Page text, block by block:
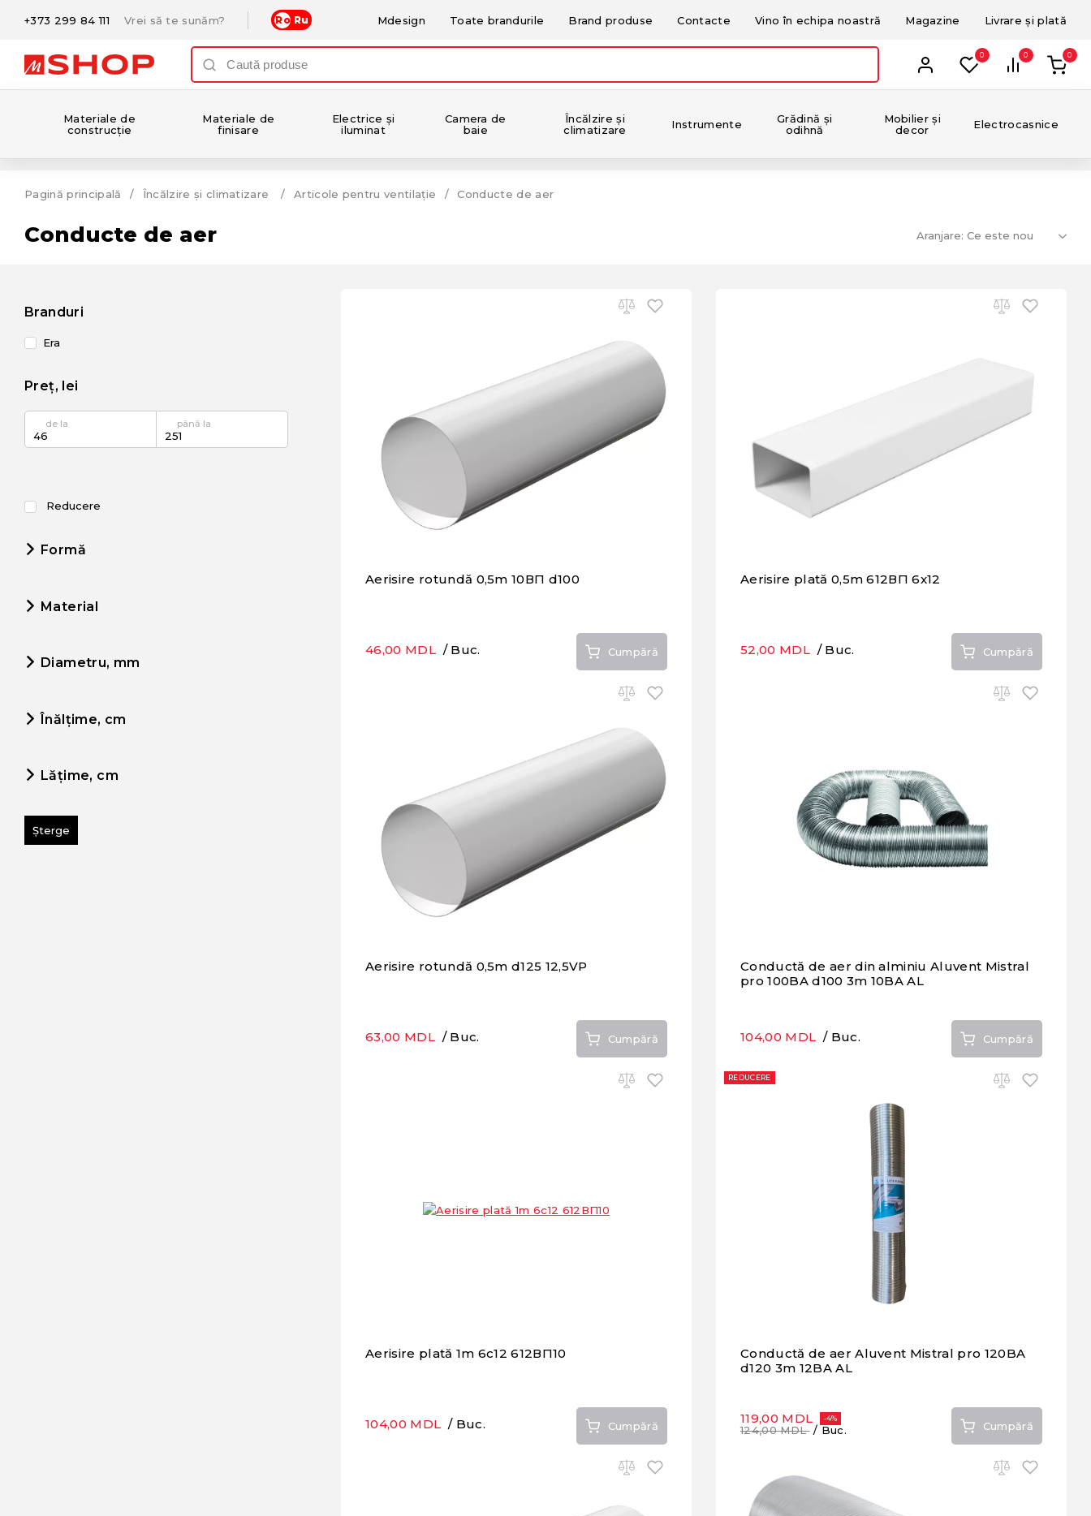
+373 299 84 111 Vrei să te sunăm? Ro Ru Mdesign Toate brandurile Brand produse Contacte Vino în echipa noastră Magazine Livrare și plată
0 0 0
Materiale de
construcție
Materiale de
finisare
Electrice și
iluminat
Camera de
baie
Încălzire și
climatizare
Instrumente
Grădină și
odihnă
Mobilier și
decor
Electrocasnice
Pagină principală Încălzire și climatizare Articole pentru ventilație Conducte de aer
Conducte de aer
Branduri
Era
Preț, lei
de la până la
Reducere
Formă
Material
Diametru, mm
Înălțime, cm
Lățime, cm
Șterge
Aranjare:
Aerisire rotundă 0,5m 10ВП d100
46,00 MDL / Buc. Cumpără
Aerisire plată 0,5m 612ВП 6x12
52,00 MDL / Buc. Cumpără
Aerisire rotundă 0,5m d125 12,5VP
63,00 MDL / Buc. Cumpără
Conductă de aer din alminiu Aluvent Mistral
pro 100BA d100 3m 10BA AL
104,00 MDL / Buc. Cumpără
Aerisire plată 1m 6c12 612ВП10
104,00 MDL / Buc. Cumpără
REDUCERE
Conductă de aer Aluvent Mistral pro 120BA
d120 3m 12BA AL
119,00 MDL -4%
124,00 MDL/ Buc. Cumpără